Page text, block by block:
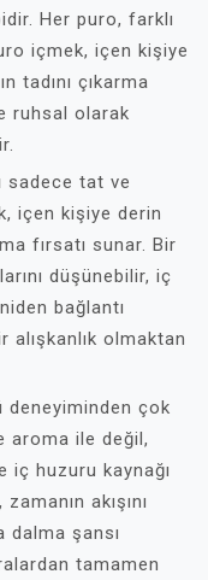
Her puro, farklı
içmek, içen kişiye
tadını çıkarma
ruhsal olarak
sadece tat ve
içen kişiye derin
fırsatı sunar. Bir
düşünebilir, iç
bağlantı
alışkanlık olmaktan
deneyiminden çok
aroma ile değil,
iç huzuru kaynağı
akışını
dalma şansı
tamamen